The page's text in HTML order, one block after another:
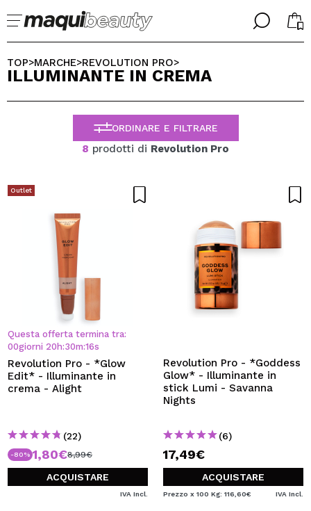
╳
Sono già #maquilover, ho un account
Ha dimenticato la password?
Non ho un account qui
VOGLIO REGISTRARMI
Creando un account su Maquibeauty.it potrai fare i tuoi
acquisti velocemente, controllare lo stato dei tuoi ordini e
consultare le tue operazioni precedenti.
╳
SELEZIONA LA TUA LINGUA
ITALIANO
ESPAÑOL
ENGLISH
FRANCES
TOP>MARCHE>REVOLUTION PRO>
ILLUMINANTE IN CREMA
ORDINARE E FILTRARE
8 prodotti di Revolution Pro
Outlet
Questa offerta termina tra:
00giorni 20 h:30m:16s
Revolution Pro - *Glow
Edit* - Illuminante in
crema - Alight
(22)
-80% 1,80€8,99€
ACQUISTARE
IVA Incl.
Revolution Pro - *Goddess
Glow* - Illuminante in
stick Lumi - Savanna
Nights
(6)
17,49€
ACQUISTARE
Prezzo x 100 Kg: 116,60€ IVA Incl.